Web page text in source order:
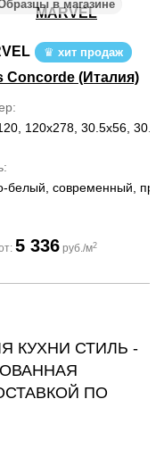
60x120, 60x60, 75x150,
романтизм
в магазине
хит продаж
Concorde (Италия)
120x278, 30.5x56,
белый, современный,
5 336 руб./м2
КУХНИ СТИЛЬ -
ПО